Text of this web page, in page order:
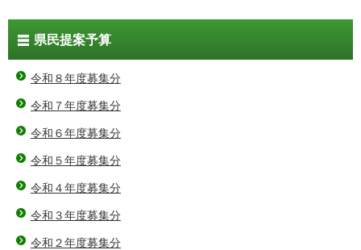
県民提案予算
令和８年度募集分
令和７年度募集分
令和６年度募集分
令和５年度募集分
令和４年度募集分
令和３年度募集分
令和２年度募集分